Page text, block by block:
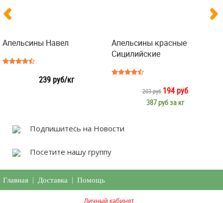
Апельсины Навел
239 руб/кг
Апельсины красные
Сицилийские
203 руб 194 руб
387 руб за кг
Подпишитесь на Новости
Посетите нашу группу
Главная Доставка Помощь
Личный кабинет